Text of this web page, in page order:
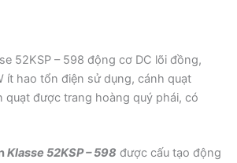
52KSP – 598 động cơ DC lõi đồng,
ít hao tổn điện sử dụng, cánh quạt
quạt được trang hoàng quý phái, có
Klasse 52KSP – 598 được cấu tạo động